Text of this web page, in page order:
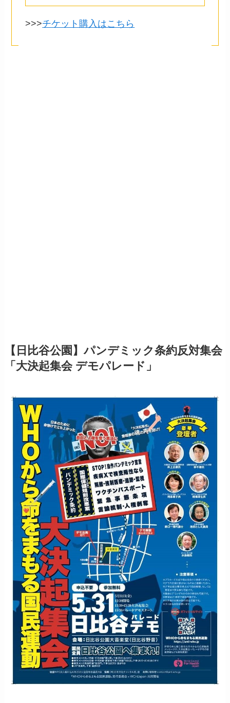
>>>チケット購入はこちら
【日比谷公園】パンデミック条約反対集会
「大決起集会 デモパレード」